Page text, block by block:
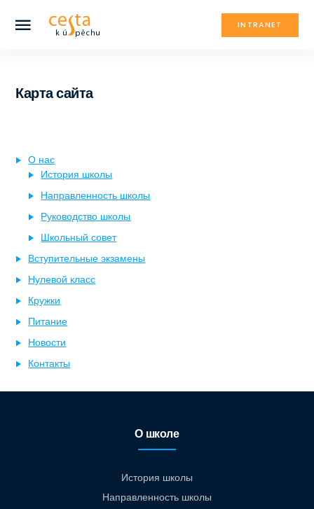
INTRANET
Карта сайта
О нас
История школы
Направленность школы
Руководство школы
Школьный совет
Вступительные экзамены
Нулевой класс
Кружки
Питание
Новости
Контакты
О школе
История школы
Направленность школы